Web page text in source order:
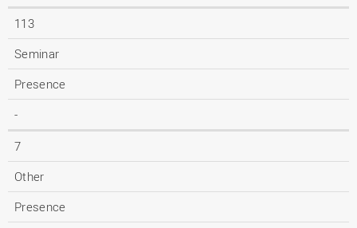
113
Seminar
Presence
-
7
Other
Presence